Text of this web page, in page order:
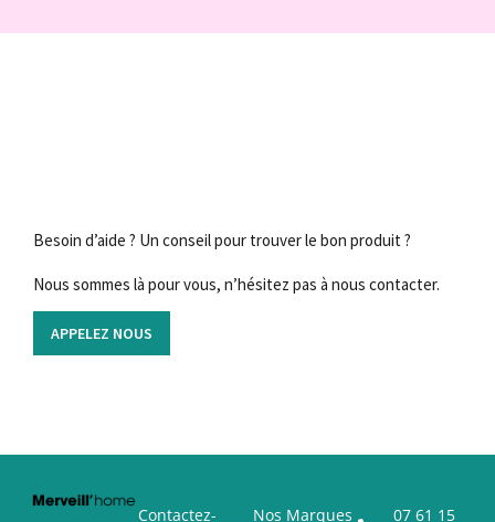
Besoin d’aide ? Un conseil pour trouver le bon produit ?
Nous sommes là pour vous, n’hésitez pas à nous contacter.
APPELEZ NOUS
Contactez- Nos Marques 07 61 15